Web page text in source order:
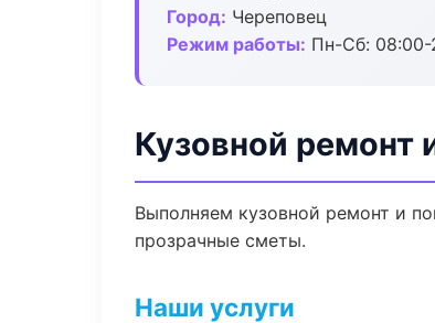
Город: Череповец
Режим работы: Пн-Сб: 08:00-
Кузовной ремонт
Выполняем кузовной ремонт и
прозрачные сметы.
Наши услуги